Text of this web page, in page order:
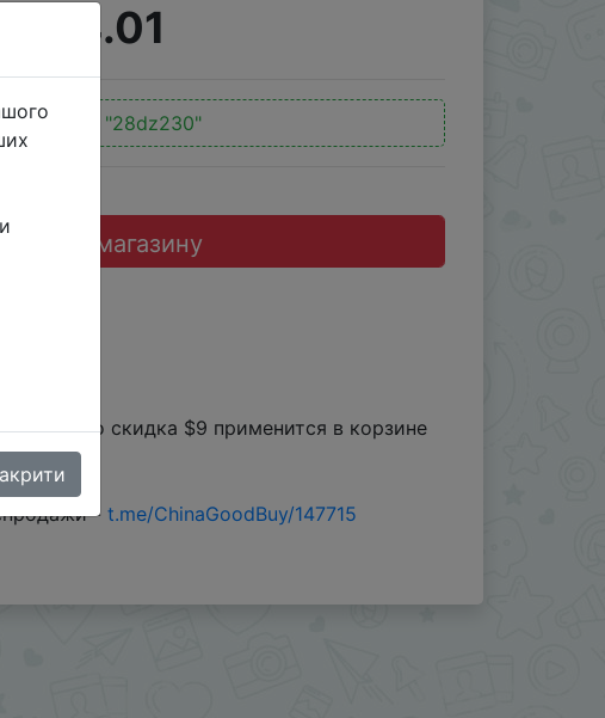
$254.01
"28dz230"
до магазину
+ авто скидка $9 применится в корзине
- t.me/ChinaGoodBuy/147715